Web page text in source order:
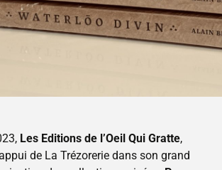
Les Editions de l’Oeil Qui Gratte,
de La Trézorerie dans son grand